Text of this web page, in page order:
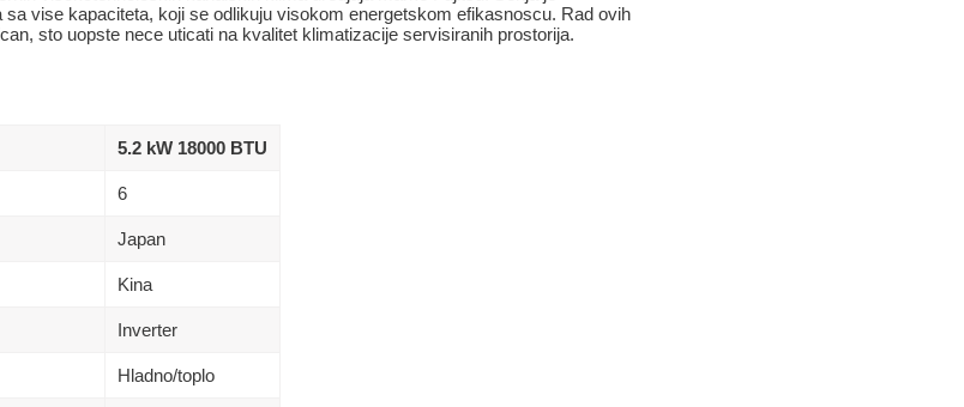
vise kapaciteta, koji se odlikuju visokom energetskom efikasnoscu. Rad ovih
sto uopste nece uticati na kvalitet klimatizacije servisiranih prostorija.
5.2 kW 18000 BTU
6
Japan
Kina
Inverter
Hladno/toplo